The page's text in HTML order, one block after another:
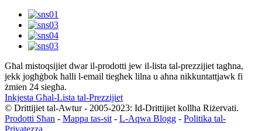
Għal mistoqsijiet dwar il-prodotti jew il-lista tal-prezzijiet tagħna,
jekk jogħġbok ħalli l-email tiegħek lilna u aħna nikkuntattjawk fi
żmien 24 siegħa.
Inkjesta Għal-Lista tal-Prezzijiet
© Drittijiet tal-Awtur - 2005-2023: Id-Drittijiet kollha Riżervati.
Prodotti Sħan - Mappa tas-sit - L-Aqwa Blogg - Politika tal-
Privatezza